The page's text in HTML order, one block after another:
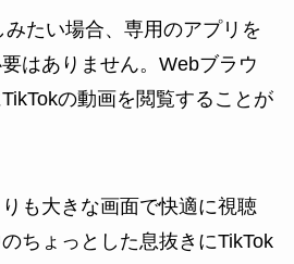
みたい場合、専用のアプリを
はありません。Webブラウ
の動画を閲覧することが
も大きな画面で快適に視聴
ちょっとした息抜きにTikTok